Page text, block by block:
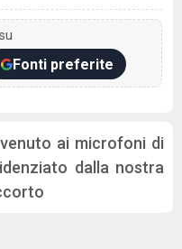
Fonti preferite
ai microfoni di
dalla nostra